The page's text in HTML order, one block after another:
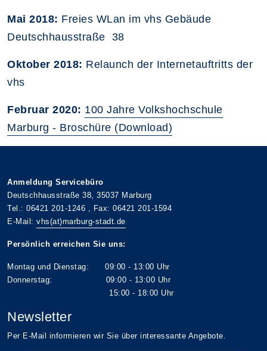
Mai 2018: Freies WLan im vhs Gebäude
Deutschhausstraße 38
Oktober 2018: Relaunch der Internetauftritts der
vhs
Februar 2020: 100 Jahre Volkshochschule
Marburg - Broschüre (Download)
Anmeldung Servicebüro
Deutschhausstraße 38, 35037 Marburg
Tel.: 06421 201-1246 , Fax: 06421 201-1594
E-Mail: vhs(at)marburg-stadt.de
Persönlich erreichen Sie uns:
Montag und Dienstag: 09:00 - 13:00 Uhr
Donnerstag: 09:00 - 13:00 Uhr
15:00 - 18:00 Uhr
Newsletter
Per E-Mail informieren wir Sie über interessante Angebote.